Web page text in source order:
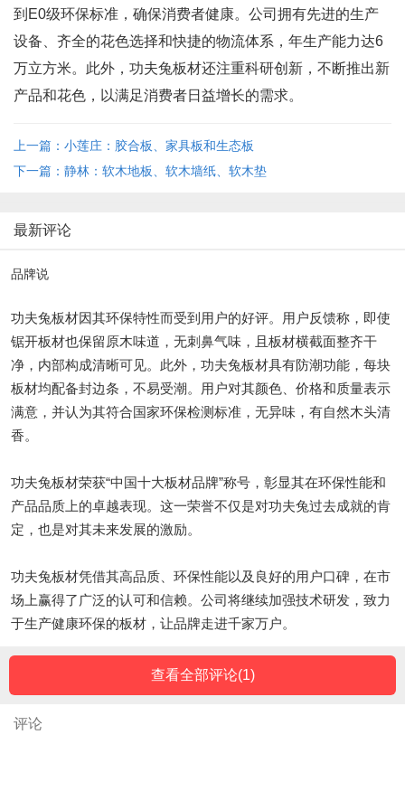
到E0级环保标准，确保消费者健康。公司拥有先进的生产
设备、齐全的花色选择和快捷的物流体系，年生产能力达6
万立方米。此外，功夫兔板材还注重科研创新，不断推出新
产品和花色，以满足消费者日益增长的需求。
上一篇：小莲庄：胶合板、家具板和生态板
下一篇：静林：软木地板、软木墙纸、软木垫
最新评论
品牌说
功夫兔板材因其环保特性而受到用户的好评。用户反馈称，即使
锯开板材也保留原木味道，无刺鼻气味，且板材横截面整齐干
净，内部构成清晰可见。此外，功夫兔板材具有防潮功能，每块
板材均配备封边条，不易受潮。用户对其颜色、价格和质量表示
满意，并认为其符合国家环保检测标准，无异味，有自然木头清
香。
功夫兔板材荣获“中国十大板材品牌”称号，彰显其在环保性能和
产品品质上的卓越表现。这一荣誉不仅是对功夫兔过去成就的肯
定，也是对其未来发展的激励。
功夫兔板材凭借其高品质、环保性能以及良好的用户口碑，在市
场上赢得了广泛的认可和信赖。公司将继续加强技术研发，致力
于生产健康环保的板材，让品牌走进千家万户。
查看全部评论(1)